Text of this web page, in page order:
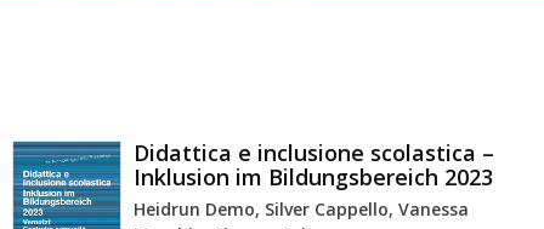
Didattica e inclusione scolastica –
Inklusion im Bildungsbereich 2023
Heidrun Demo, Silver Cappello, Vanessa